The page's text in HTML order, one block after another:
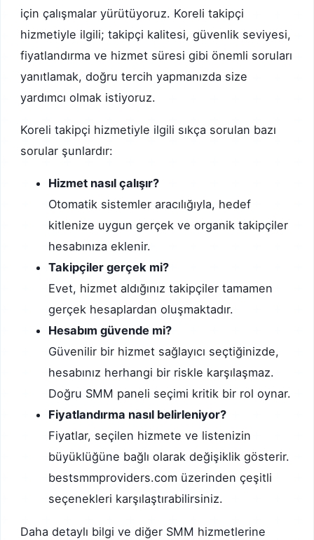
için çalışmalar yürütüyoruz. Koreli takipçi
hizmetiyle ilgili; takipçi kalitesi, güvenlik seviyesi,
fiyatlandırma ve hizmet süresi gibi önemli soruları
yanıtlamak, doğru tercih yapmanızda size
yardımcı olmak istiyoruz.
Koreli takipçi hizmetiyle ilgili sıkça sorulan bazı
sorular şunlardır:
Hizmet nasıl çalışır?
Otomatik sistemler aracılığıyla, hedef
kitlenize uygun gerçek ve organik takipçiler
hesabınıza eklenir.
Takipçiler gerçek mi?
Evet, hizmet aldığınız takipçiler tamamen
gerçek hesaplardan oluşmaktadır.
Hesabım güvende mi?
Güvenilir bir hizmet sağlayıcı seçtiğinizde,
hesabınız herhangi bir riskle karşılaşmaz.
Doğru SMM paneli seçimi kritik bir rol oynar.
Fiyatlandırma nasıl belirleniyor?
Fiyatlar, seçilen hizmete ve listenizin
büyüklüğüne bağlı olarak değişiklik gösterir.
bestsmmproviders.com üzerinden çeşitli
seçenekleri karşılaştırabilirsiniz.
Daha detaylı bilgi ve diğer SMM hizmetlerine